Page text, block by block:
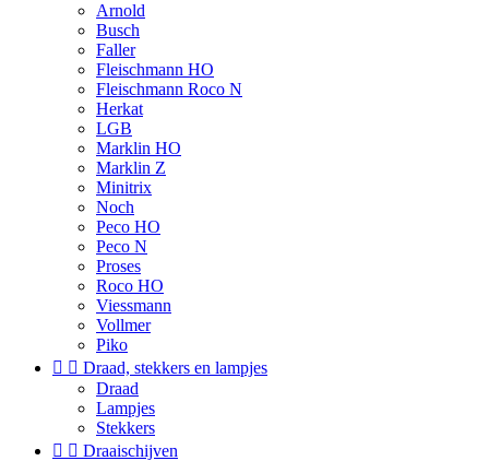
Arnold
Busch
Faller
Fleischmann HO
Fleischmann Roco N
Herkat
LGB
Marklin HO
Marklin Z
Minitrix
Noch
Peco HO
Peco N
Proses
Roco HO
Viessmann
Vollmer
Piko
  Draad, stekkers en lampjes
Draad
Lampjes
Stekkers
  Draaischijven